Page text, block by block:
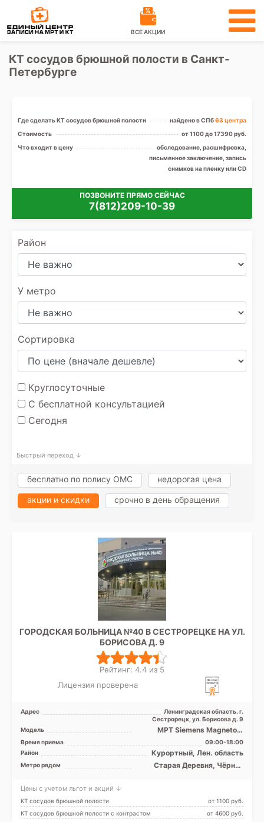
ВСЕ АКЦИИ
КТ сосудов брюшной полости в Санкт-
Петербурге
Где сделать КТ сосудов брюшной полости найдено в СПб63 центра
Стоимость
от 1100 до 17390 руб.
Что входит в цену
обследование, расшифровка,
письменное заключение, запись
снимков на пленку или CD
ПОЗВОНИТЕ ПРЯМО СЕЙЧАС
7(812)209-10-39
Район
У метро
Сортировка
Круглосуточные
С бесплатной консультацией
Сегодня
Быстрый переход ↓
бесплатно по полису ОМС недорогая цена
акции и скидки срочно в день обращения
ГОРОДСКАЯ БОЛЬНИЦА №40 В СЕСТРОРЕЦКЕ НА УЛ.
БОРИСОВА Д. 9
Рейтинг: 4.4 из 5
Лицензия проверена
Адрес
Ленинградская область. г.
Сестрорецк, ул. Борисова д. 9
Модель
МРТ Siemens Magnetom
Espree 1.5T, МРТ Siemens
Magnetom Avanto 1.5 Т, К ...
Время приема
09:00-18:00
Район
Курортный, Лен. область
Метро рядом
Старая Деревня, Чёрная
Цены с учетом льгот и акций ↓
КТ сосудов брюшной полости
от 1100 pуб.
КТ сосудов брюшной полости с контрастом
от 4600 pуб.